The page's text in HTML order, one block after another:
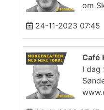
om
24-11-2023
Café
I dag